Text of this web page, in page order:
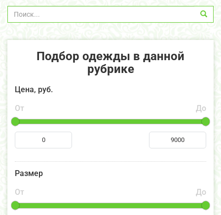
Подбор одежды в данной
рубрике
Цена, руб.
От
До
Размер
От
До